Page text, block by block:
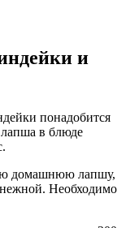
и
понадобится
в блюде
домашнюю лапшу,
Необходимо